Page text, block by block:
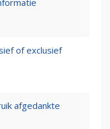
of exclusief
afgedankte